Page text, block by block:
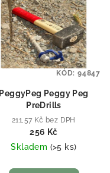
PeggyPeg Peggy Peg
PreDrills
211,57 Kč bez DPH
256 Kč
Skladem (>5 ks)
KÓD: 94847